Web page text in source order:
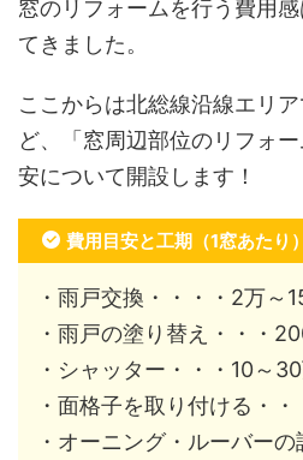
窓のリフォームを行う費用
てきました。
ここからは北総線沿線エリ
ど、「窓周辺部位のリフォ
安について開設します！
費用目安と工期（1窓あたり）
・雨戸交換・・・・2万～
・雨戸の塗り替え・・・
・シャッター・・・10～
・面格子を取り付ける・
・オーニング・ルーバー